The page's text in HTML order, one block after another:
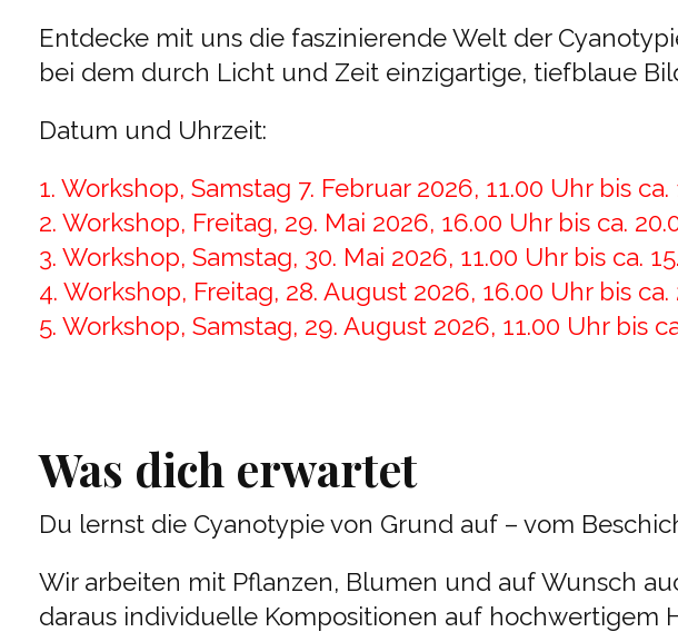
Entdecke mit uns die faszinierende Welt der
bei dem durch Licht und Zeit einzigartige, tiefblaue
Datum und Uhrzeit:
1. Workshop, Samstag 7. Februar 2026, 11.00 Uhr bis ca.
2. Workshop, Freitag, 29. Mai 2026, 16.00 Uhr bis ca.
3. Workshop, Samstag, 30. Mai 2026, 11.00 Uhr bis ca.
4. Workshop, Freitag, 28. August 2026, 16.00 Uhr bis ca.
5. Workshop, Samstag, 29. August 2026, 11.00 Uhr bis
Was dich erwartet
Du lernst die Cyanotypie von Grund auf – vom
Wir arbeiten mit Pflanzen, Blumen und auf Wunsch
daraus individuelle Kompositionen auf hochwertigem